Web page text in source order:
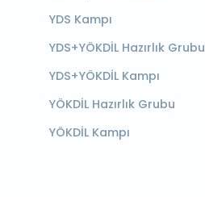
YDS Kampı
YDS+YÖKDİL Hazırlık Grubu
YDS+YÖKDİL Kampı
YÖKDİL Hazırlık Grubu
YÖKDİL Kampı